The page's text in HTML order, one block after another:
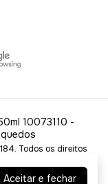
Aceitar e fechar
10073110 -
Todos os direitos